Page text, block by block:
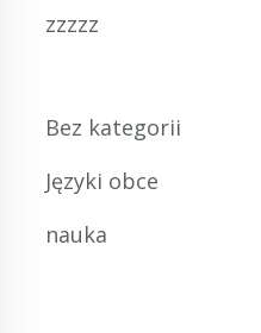
zzzzz
Bez kategorii
Języki obce
nauka